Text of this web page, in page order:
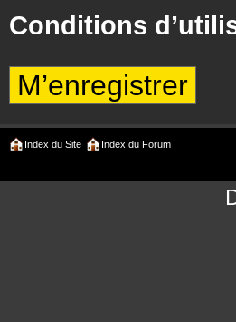
Conditions
M’enregistrer
Index du Site Index du Forum